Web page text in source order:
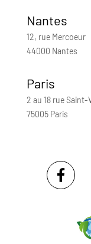
Nantes
12, rue Mercoeur
44000 Nantes
Paris
2 au 18 rue
75005 Paris